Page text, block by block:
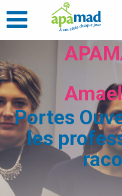
Portes
les